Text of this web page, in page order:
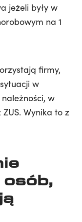
jeżeli były w
na 1
firmy,
w
w
Wynika to z